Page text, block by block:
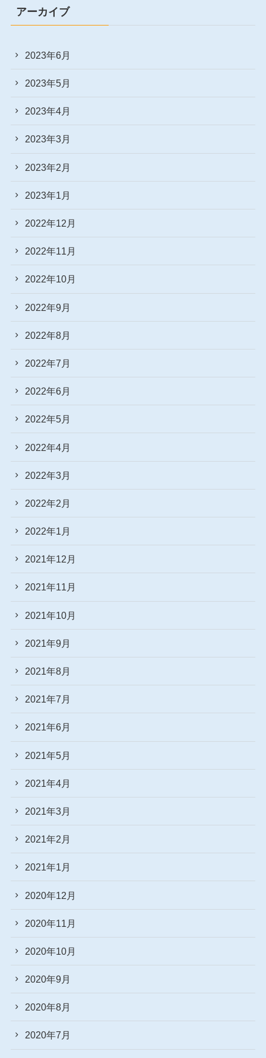
アーカイブ
2023年6月
2023年5月
2023年4月
2023年3月
2023年2月
2023年1月
2022年12月
2022年11月
2022年10月
2022年9月
2022年8月
2022年7月
2022年6月
2022年5月
2022年4月
2022年3月
2022年2月
2022年1月
2021年12月
2021年11月
2021年10月
2021年9月
2021年8月
2021年7月
2021年6月
2021年5月
2021年4月
2021年3月
2021年2月
2021年1月
2020年12月
2020年11月
2020年10月
2020年9月
2020年8月
2020年7月